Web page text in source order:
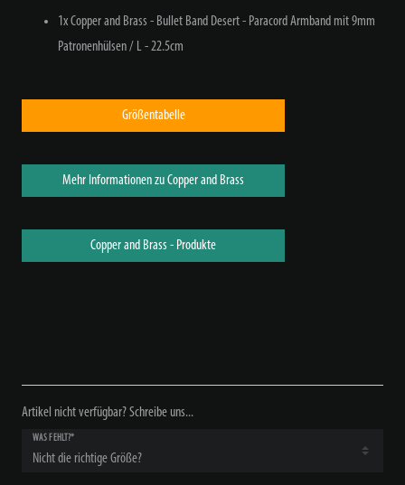
1x Copper and Brass - Bullet Band Desert - Paracord Armband mit 9mm
Patronenhülsen / L - 22.5cm
Größentabelle
Mehr Informationen zu Copper and Brass
Copper and Brass - Produkte
Artikel nicht verfügbar? Schreibe uns...
WAS FEHLT?*